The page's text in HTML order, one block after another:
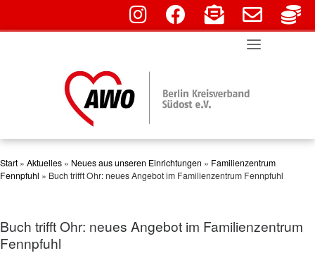
content
fab fa-instagramfab fa-facebook
fas fa-envelope-
far fa-
Start » Aktuelles » Neues aus unseren Einrichtungen » Familienzentrum
Fennpfuhl » Buch trifft Ohr: neues Angebot im Familienzentrum Fennpfuhl
Buch trifft Ohr: neues Angebot im Familienzentrum
Fennpfuhl